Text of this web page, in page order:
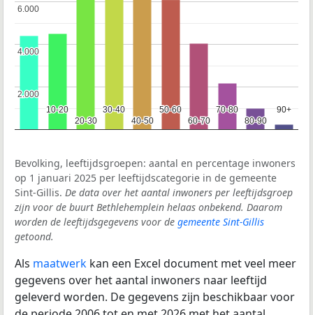
10-20
10-20
20-30
20-30
30-40
30-40
40-50
40-50
50-60
50-60
60-70
60-70
70-80
70-80
80-90
80-90
90+
90+
2.000
2.000
4.000
4.000
6.000
6.000
Bevolking, leeftijdsgroepen: aantal en percentage inwoners
op 1 januari 2025 per leeftijdscategorie in de gemeente
Sint-Gillis. De data over het aantal inwoners per leeftijdsgroep
zijn voor de buurt Bethlehemplein helaas onbekend. Daarom
worden de leeftijdsgegevens voor de gemeente Sint-Gillis
getoond.
Als maatwerk kan een Excel document met veel meer
gegevens over het aantal inwoners naar leeftijd
geleverd worden. De gegevens zijn beschikbaar voor